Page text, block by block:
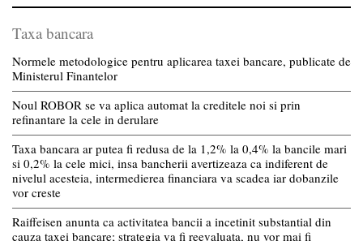
Taxa bancara
Normele metodologice pentru aplicarea taxei bancare, publicate de
Ministerul Finantelor
Noul ROBOR se va aplica automat la creditele noi si prin
refinantare la cele in derulare
Taxa bancara ar putea fi redusa de la 1,2% la 0,4% la bancile mari
si 0,2% la cele mici, insa bancherii avertizeaza ca indiferent de
nivelul acesteia, intermedierea financiara va scadea iar dobanzile
vor creste
Raiffeisen anunta ca activitatea bancii a incetinit substantial din
cauza taxei bancare; strategia va fi reevaluata, nu vor mai fi